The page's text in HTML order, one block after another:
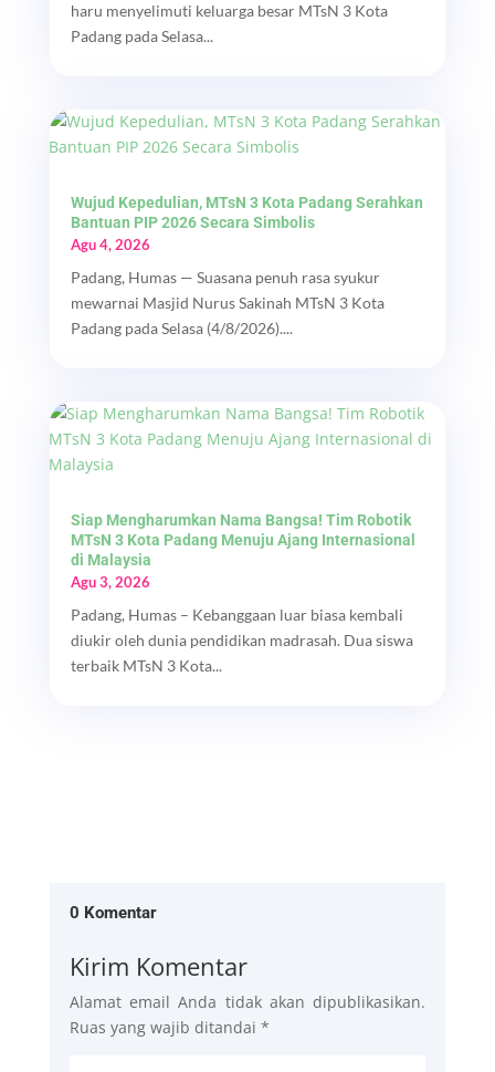
haru menyelimuti keluarga besar MTsN 3 Kota
Padang pada Selasa...
Wujud Kepedulian, MTsN 3 Kota Padang Serahkan
Bantuan PIP 2026 Secara Simbolis
Agu 4, 2026
Padang, Humas — Suasana penuh rasa syukur
mewarnai Masjid Nurus Sakinah MTsN 3 Kota
Padang pada Selasa (4/8/2026)....
Siap Mengharumkan Nama Bangsa! Tim Robotik
MTsN 3 Kota Padang Menuju Ajang Internasional
di Malaysia
Agu 3, 2026
Padang, Humas – Kebanggaan luar biasa kembali
diukir oleh dunia pendidikan madrasah. Dua siswa
terbaik MTsN 3 Kota...
0 Komentar
Kirim Komentar
Alamat email Anda tidak akan dipublikasikan.
Ruas yang wajib ditandai *